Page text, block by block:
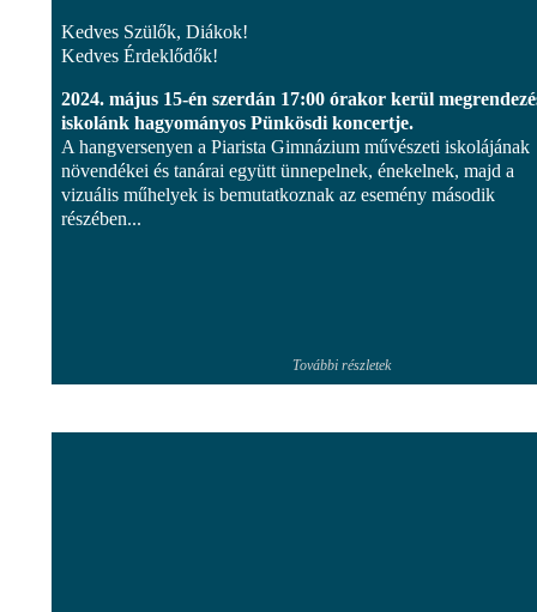
Kedves Szülők, Diákok!
Kedves Érdeklődők!
2024. május 15-én szerdán 17:00 órakor kerül
iskolánk hagyományos Pünkösdi koncertje.
A hangversenyen a Piarista Gimnázium művészeti iskolájának
növendékei és tanárai együtt ünnepelnek, énekelnek, majd a
vizuális műhelyek is bemutatkoznak az esemény második
részében...
További részletek